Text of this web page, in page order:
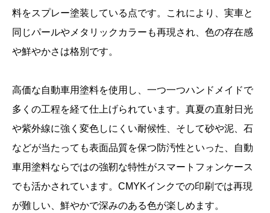
料をスプレー塗装している点です。これにより、実車と
同じパールやメタリックカラーも再現され、色の存在感
や鮮やかさは格別です。
高価な自動車用塗料を使用し、一つ一つハンドメイドで
多くの工程を経て仕上げられています。真夏の直射日光
や紫外線に強く変色しにくい耐候性、そして砂や泥、石
などが当たっても表面品質を保つ防汚性といった、自動
車用塗料ならではの強靭な特性がスマートフォンケース
でも活かされています。CMYKインクでの印刷では再現
が難しい、鮮やかで深みのある色が楽しめます。